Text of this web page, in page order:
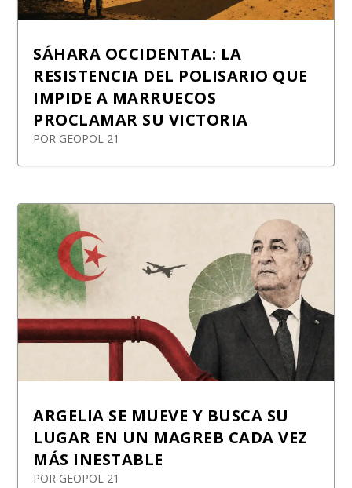
SÁHARA OCCIDENTAL: LA
RESISTENCIA DEL POLISARIO QUE
IMPIDE A MARRUECOS
PROCLAMAR SU VICTORIA
POR GEOPOL 21
ARGELIA SE MUEVE Y BUSCA SU
LUGAR EN UN MAGREB CADA VEZ
MÁS INESTABLE
POR GEOPOL 21